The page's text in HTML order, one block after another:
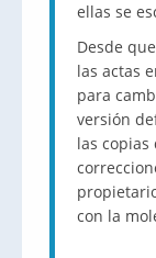
ellas se
Desde
las actas
para
versión
las copias
con la